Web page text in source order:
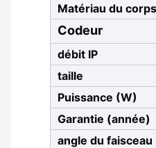
Matériau du
Codeur
débit IP
taille
Puissance (W)
Garantie (année)
angle du faisceau